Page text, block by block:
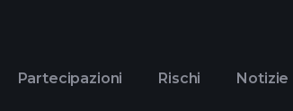
Partecipazioni Rischi Notizie